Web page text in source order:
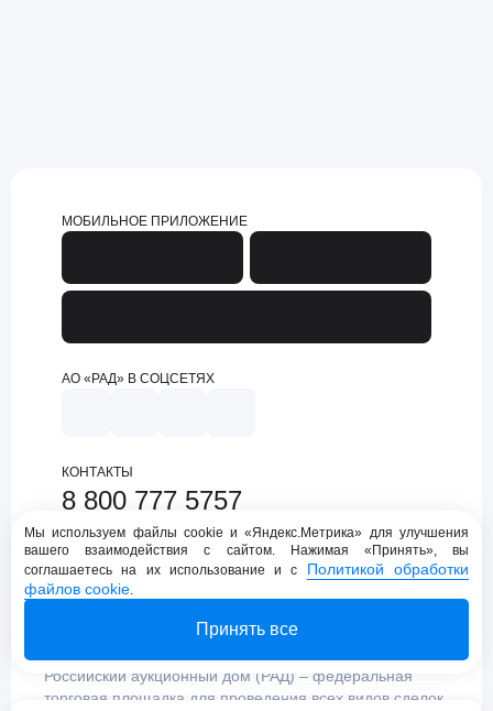
МОБИЛЬНОЕ ПРИЛОЖЕНИЕ
АО «РАД» В СОЦСЕТЯХ
КОНТАКТЫ
8 800 777 5757
support@lot-online.ru
Техническая поддержка
Российский аукционный дом (РАД) – федеральная
торговая площадка для проведения всех видов сделок
Мы используем файлы cookie и «Яндекс.Метрика» для улучшения
вашего взаимодействия с сайтом. Нажимая «Принять», вы
соглашаетесь на их использование и с Политикой обработки
файлов cookie.
Принять все